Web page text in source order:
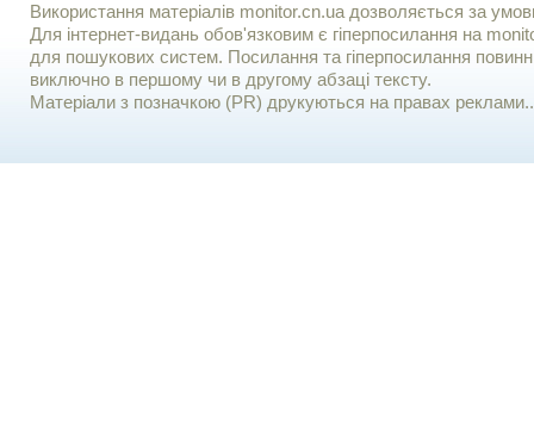
Використання матерiалiв monitor.cn.ua дозволяється за
Для iнтернет-видань обов'язковим є гiперпосилання на
для пошукових систем. Посилання та гіперпосилання
виключно в першому чи в другому абзаці тексту.
Матеріали з позначкою (PR) друкуються на правах реклами..